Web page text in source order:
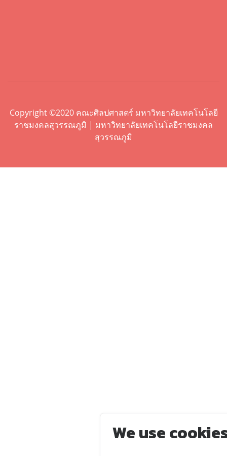
We use
Copyright ©2020 คณะศิลปศาสตร์ มหาวิทยาลัยเทคโนโลยี
ราชมงคลสุวรรณภูมิ | มหาวิทยาลัยเทคโนโลยีราชมงคล
สุวรรณภูมิ